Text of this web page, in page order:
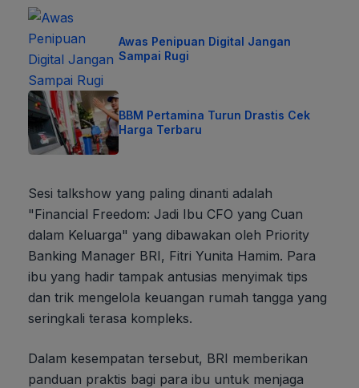
Awas Penipuan Digital Jangan
Sampai Rugi
BBM Pertamina Turun Drastis Cek
Harga Terbaru
Sesi talkshow yang paling dinanti adalah
"Financial Freedom: Jadi Ibu CFO yang Cuan
dalam Keluarga" yang dibawakan oleh Priority
Banking Manager BRI, Fitri Yunita Hamim. Para
ibu yang hadir tampak antusias menyimak tips
dan trik mengelola keuangan rumah tangga yang
seringkali terasa kompleks.
Dalam kesempatan tersebut, BRI memberikan
panduan praktis bagi para ibu untuk menjaga